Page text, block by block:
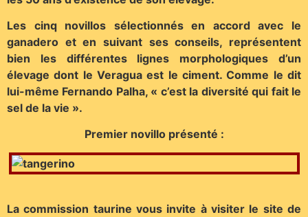
Les cinq novillos sélectionnés en accord avec le
ganadero et en suivant ses conseils, représentent
bien les différentes lignes morphologiques d’un
élevage dont le Veragua est le ciment. Comme le dit
lui-même Fernando Palha, « c’est la diversité qui fait le
sel de la vie ».
Premier novillo présenté :
La commission taurine vous invite à visiter le site de